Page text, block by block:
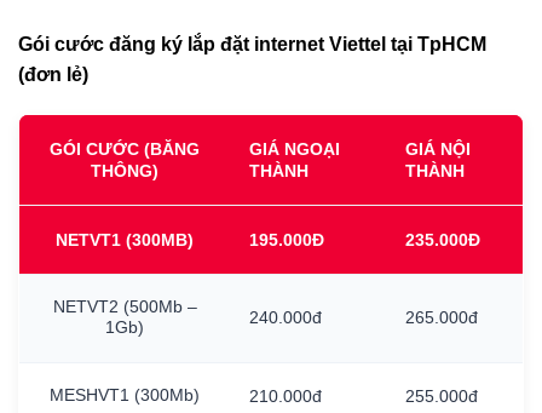
Gói cước đăng ký lắp đặt internet Viettel tại TpHCM
(đơn lẻ)
GÓI CƯỚC (BĂNG
THÔNG)
GIÁ NGOẠI
THÀNH
GIÁ NỘI
THÀNH
NETVT1 (300MB) 195.000Đ 235.000Đ
NETVT2 (500Mb –
1Gb)
240.000đ 265.000đ
MESHVT1 (300Mb) 210.000đ 255.000đ